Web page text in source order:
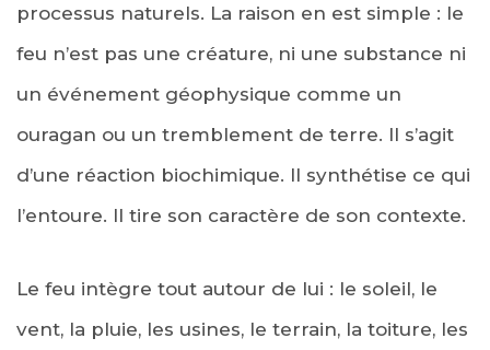
processus naturels. La raison en est simple : le
feu n’est pas une créature, ni une substance ni
un événement géophysique comme un
ouragan ou un tremblement de terre. Il s’agit
d’une réaction biochimique. Il synthétise ce qui
l’entoure. Il tire son caractère de son contexte.
Le feu intègre tout autour de lui : le soleil, le
vent, la pluie, les usines, le terrain, la toiture, les